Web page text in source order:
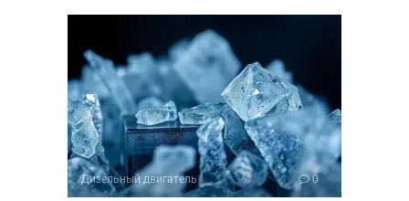
Дизельный двигатель 0